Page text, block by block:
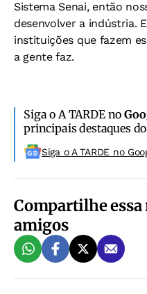
Sistema Senai, então
desenvolver a indústria.
instituições que fazem
a gente faz.
Siga o A TARDE no
principais destaques
Siga o A TARDE no
Compartilhe
amigos